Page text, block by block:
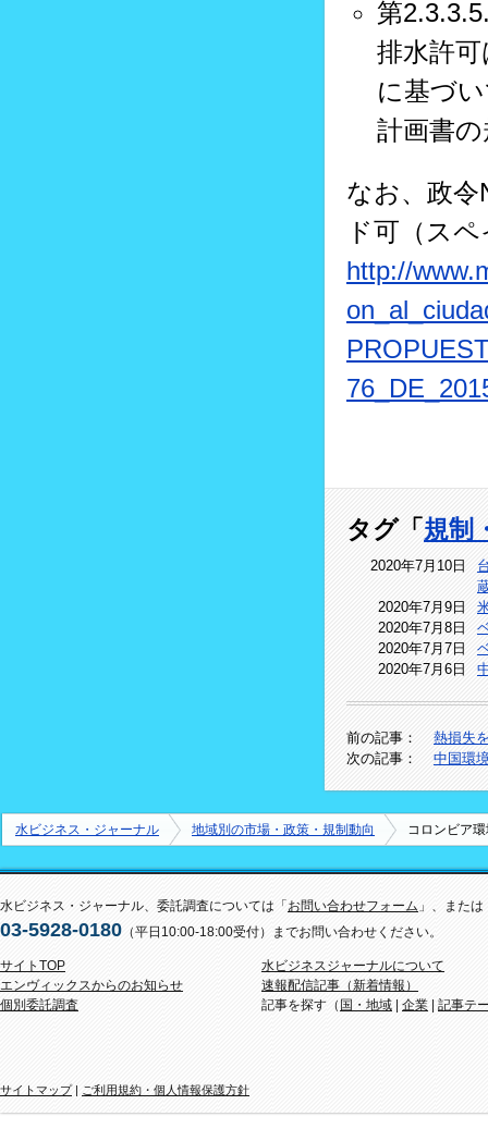
第
排水許
に基づ
計画書
なお、政令
ド可（ス
http://
タグ「規制
2020年7月10日
2020年7月9日
2020年7月8日
2020年7月7日
2020年7月6日
前の記事：
熱損失
次の記事：
中国環
水ビジネス・ジャーナル 地域別の市場・政策・規制動向 コロンビア
水ビジネス・ジャーナル、委託調査については「お問い合わせフォーム 」、または
03-5928-0180 （平日10:00-18:00受付）までお問い合わせください。
サイトTOP
エンヴィックスからのお知らせ
個別委託調査
水ビジネスジャーナルについて
速報配信記事（新着情報）
記事を探す（ 国・地域 | 企業 | 記事テ
サイトマップ| ご利用規約・個人情報保護方針